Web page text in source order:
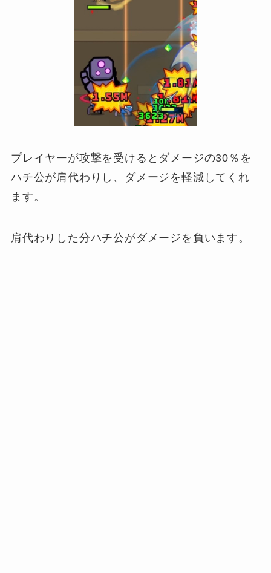
プレイヤーが攻撃を受けるとダメージの30％を
ハチ公が肩代わりし、ダメージを軽減してくれ
ます。
肩代わりした分ハチ公がダメージを負います。